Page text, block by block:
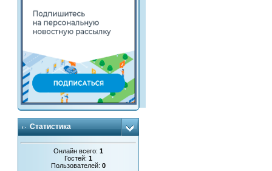
Статистика
Онлайн всего:1
Гостей:1
Пользователей:0